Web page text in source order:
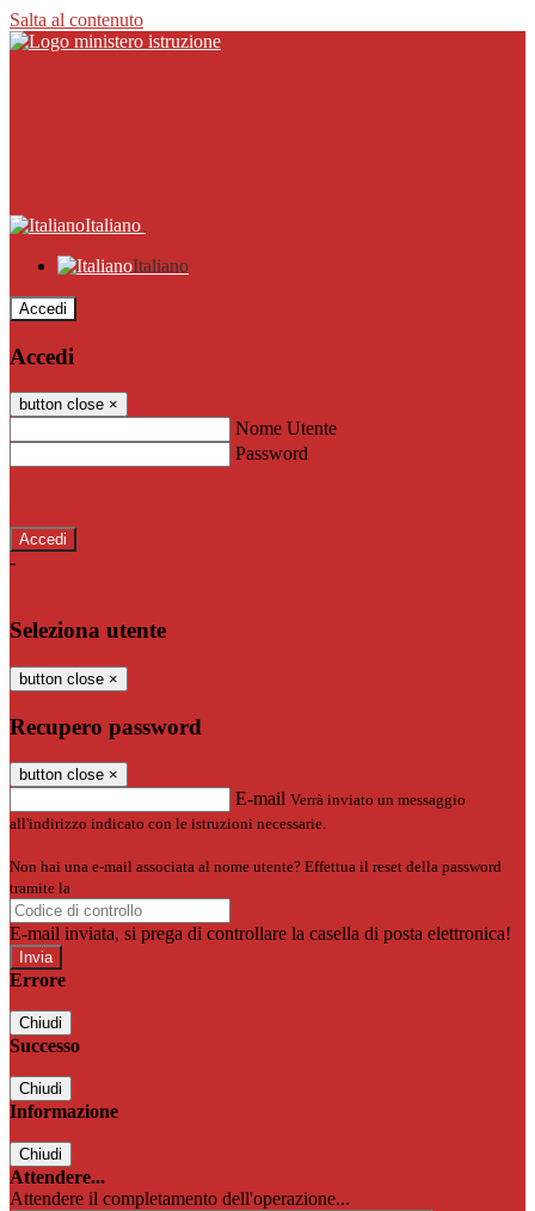
Salta al contenuto
Italiano
Italiano
Accedi
Accedi
button close ×
Nome Utente
Password
-
Seleziona utente
button close ×
Recupero password
button close ×
E-mail Verrà inviato un messaggio
all'indirizzo indicato con le istruzioni necessarie.
Non hai una e-mail associata al nome utente? Effettua il reset della password
tramite la
E-mail inviata, si prega di controllare la casella di posta elettronica!
Errore
Chiudi
Successo
Chiudi
Informazione
Chiudi
Attendere...
Attendere il completamento dell'operazione...